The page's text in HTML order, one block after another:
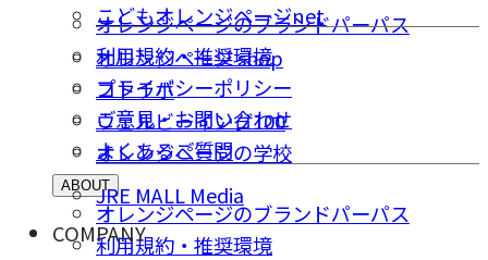
こどもオレンジページnet
オレンジページ shop
コトラボ
ウェルビーイング100
オレンジページの学校
JRE MALL Media
オレンジページのブランドパーパス
利用規約・推奨環境
プライバシーポリシー
ご意⾒・お問い合わせ
よくあるご質問
ABOUT
オレンジページのブランドパーパス
利用規約・推奨環境
COMPANY